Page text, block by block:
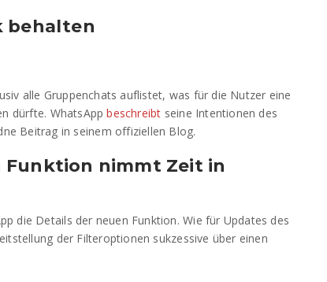
behalten
alle Gruppenchats auflistet, was für die Nutzer eine
dürfte. WhatsAppbeschreibt seine Intentionen des
Beitrag in seinem offiziellen Blog.
nimmt Zeit in
die Details der neuen Funktion. Wie für Updates des
der Filteroptionen sukzessive über einen